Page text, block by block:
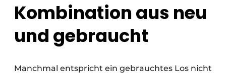
Kombination aus neu
und gebraucht
Manchmal entspricht ein gebrauchtes Los nicht